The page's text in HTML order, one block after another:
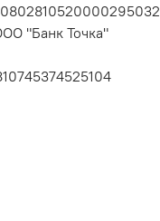
"Банк Точка"